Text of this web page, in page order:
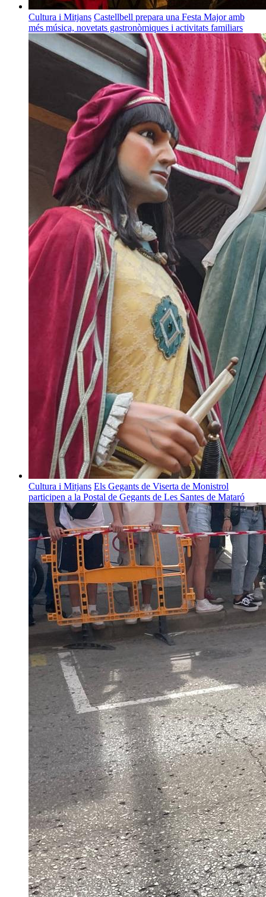
Cultura i Mitjans Castellbell prepara una Festa Major amb
més música, novetats gastronòmiques i activitats familiars
Cultura i Mitjans Els Gegants de Viserta de Monistrol
participen a la Postal de Gegants de Les Santes de Mataró